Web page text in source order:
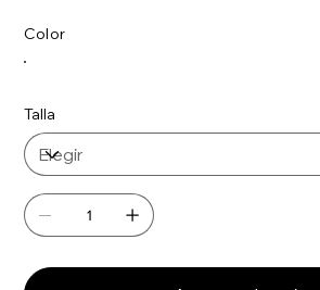
Color
Talla